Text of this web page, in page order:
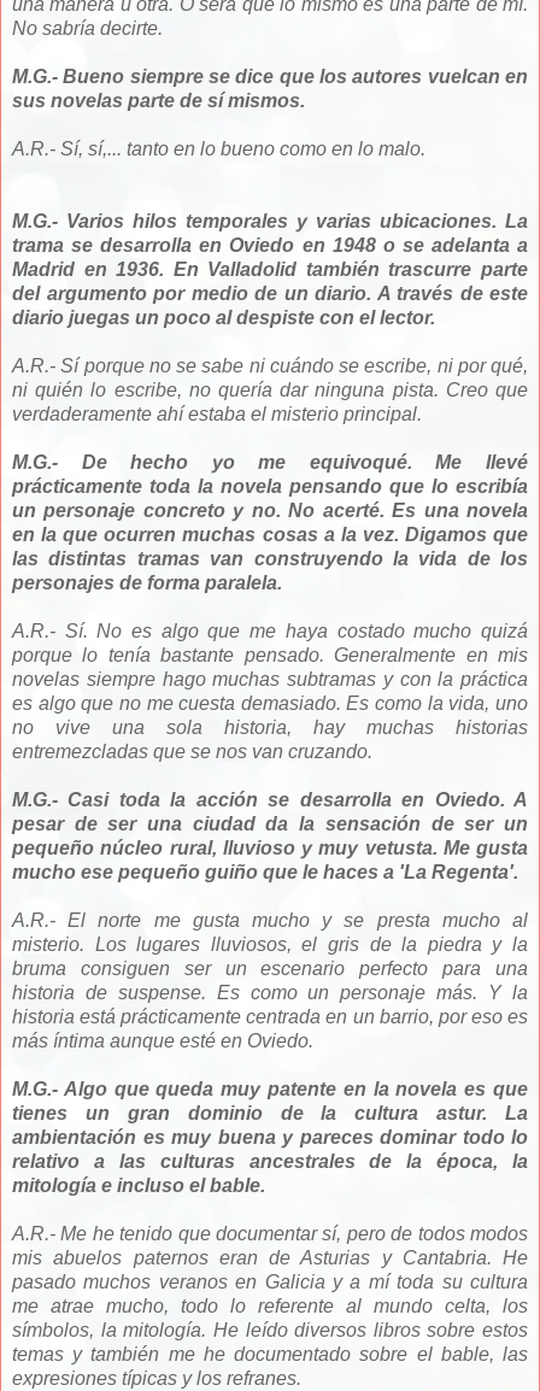
una manera u otra. O será que lo mismo es una parte de mí.
No sabría decirte.
M.G.- Bueno siempre se dice que los autores vuelcan en
sus novelas parte de sí mismos.
A.R.- Sí, sí,... tanto en lo bueno como en lo malo.
M.G.- Varios hilos temporales y varias ubicaciones. La
trama se desarrolla en Oviedo en 1948 o se adelanta a
Madrid en 1936. En Valladolid también trascurre parte
del argumento por medio de un diario. A través de este
diario juegas un poco al despiste con el lector.
A.R.- Sí porque no se sabe ni cuándo se escribe, ni por qué,
ni quién lo escribe, no quería dar ninguna pista. Creo que
verdaderamente ahí estaba el misterio principal.
M.G.- De hecho yo me equivoqué. Me llevé
prácticamente toda la novela pensando que lo escribía
un personaje concreto y no. No acerté. Es una novela
en la que ocurren muchas cosas a la vez. Digamos que
las distintas tramas van construyendo la vida de los
personajes de forma paralela.
A.R.- Sí. No es algo que me haya costado mucho quizá
porque lo tenía bastante pensado. Generalmente en mis
novelas siempre hago muchas subtramas y con la práctica
es algo que no me cuesta demasiado. Es como la vida, uno
no vive una sola historia, hay muchas historias
entremezcladas que se nos van cruzando.
M.G.- Casi toda la acción se desarrolla en Oviedo. A
pesar de ser una ciudad da la sensación de ser un
pequeño núcleo rural, lluvioso y muy vetusta. Me gusta
mucho ese pequeño guiño que le haces a 'La Regenta'.
A.R.- El norte me gusta mucho y se presta mucho al
misterio. Los lugares lluviosos, el gris de la piedra y la
bruma consiguen ser un escenario perfecto para una
historia de suspense. Es como un personaje más. Y la
historia está prácticamente centrada en un barrio, por eso es
más íntima aunque esté en Oviedo.
M.G.- Algo que queda muy patente en la novela es que
tienes un gran dominio de la cultura astur. La
ambientación es muy buena y pareces dominar todo lo
relativo a las culturas ancestrales de la época, la
mitología e incluso el bable.
A.R.- Me he tenido que documentar sí, pero de todos modos
mis abuelos paternos eran de Asturias y Cantabria. He
pasado muchos veranos en Galicia y a mí toda su cultura
me atrae mucho, todo lo referente al mundo celta, los
símbolos, la mitología. He leído diversos libros sobre estos
temas y también me he documentado sobre el bable, las
expresiones típicas y los refranes.